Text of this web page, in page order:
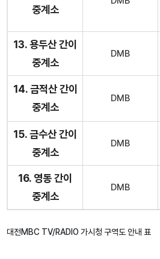
중계소
13. 용두산 간이
중계소
DMB
14. 금적산 간이
중계소
DMB
15. 금수산 간이
중계소
DMB
16. 영동 간이
중계소
DMB
대전MBC TV/RADIO 가시청 구역도 안내 표